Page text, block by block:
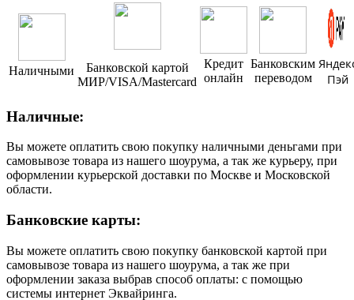
Наличными
Банковской картой
МИР/VISA/Mastercard
Кредит
онлайн
Банковским
переводом
Пэй
Наличные:
Вы можете оплатить свою покупку наличными деньгами при
самовывозе товара из нашего шоурума, а так же курьеру, при
оформлении курьерской доставки по Москве и Московской
области.
Банковские карты:
Вы можете оплатить свою покупку банковской картой при
самовывозе товара из нашего шоурума, а так же при
оформлении заказа выбрав способ оплаты: с помощью
системы интернет Эквайринга.